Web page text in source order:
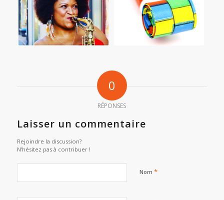
0
RÉPONSES
Laisser un commentaire
Rejoindre la discussion?
N’hésitez pas à contribuer !
Nom *